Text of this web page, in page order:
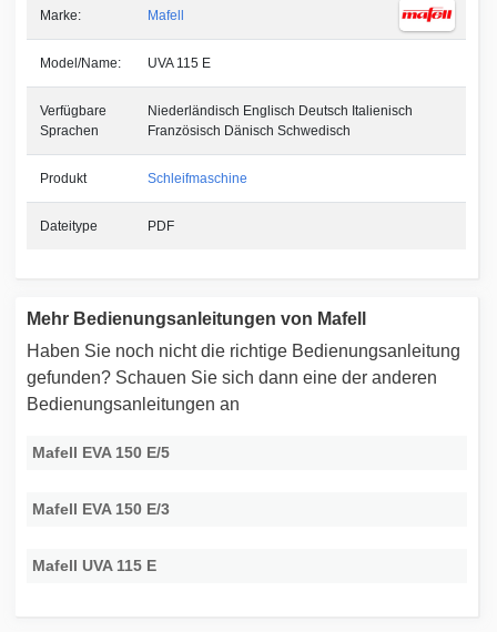
Marke: Mafell
Model/Name: UVA 115 E
Verfügbare
Sprachen
Niederländisch Englisch Deutsch Italienisch
Französisch Dänisch Schwedisch
Produkt Schleifmaschine
Dateitype PDF
Mehr Bedienungsanleitungen von Mafell
Haben Sie noch nicht die richtige Bedienungsanleitung
gefunden? Schauen Sie sich dann eine der anderen
Bedienungsanleitungen an
Mafell EVA 150 E/5
Mafell EVA 150 E/3
Mafell UVA 115 E